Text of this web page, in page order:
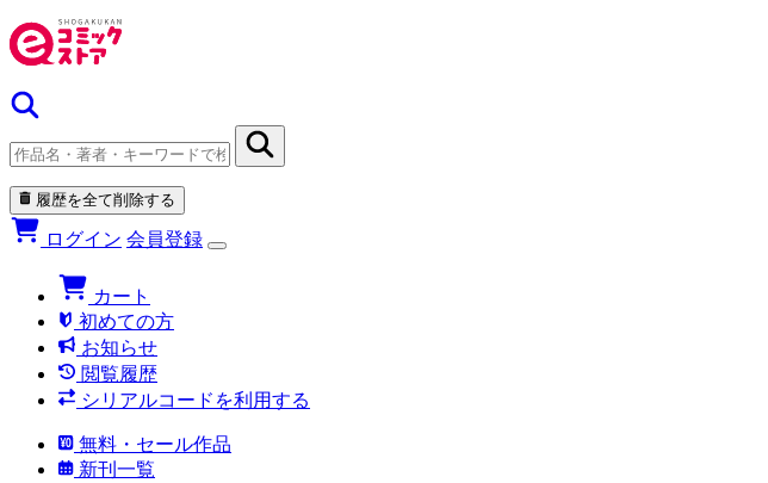
履歴を全て削除する
ログイン 会員登録
カート
初めての方
お知らせ
閲覧履歴
シリアルコードを利用する
無料・セール作品
新刊一覧